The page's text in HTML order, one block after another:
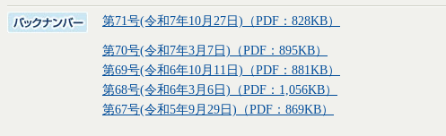
第71号(令和7年10月27日)（PDF：828KB）
第70号(令和7年3月7日)（PDF：895KB）
第69号(令和6年10月11日)（PDF：881KB）
第68号(令和6年3月6日)（PDF：1,056KB）
第67号(令和5年9月29日)（PDF：869KB）